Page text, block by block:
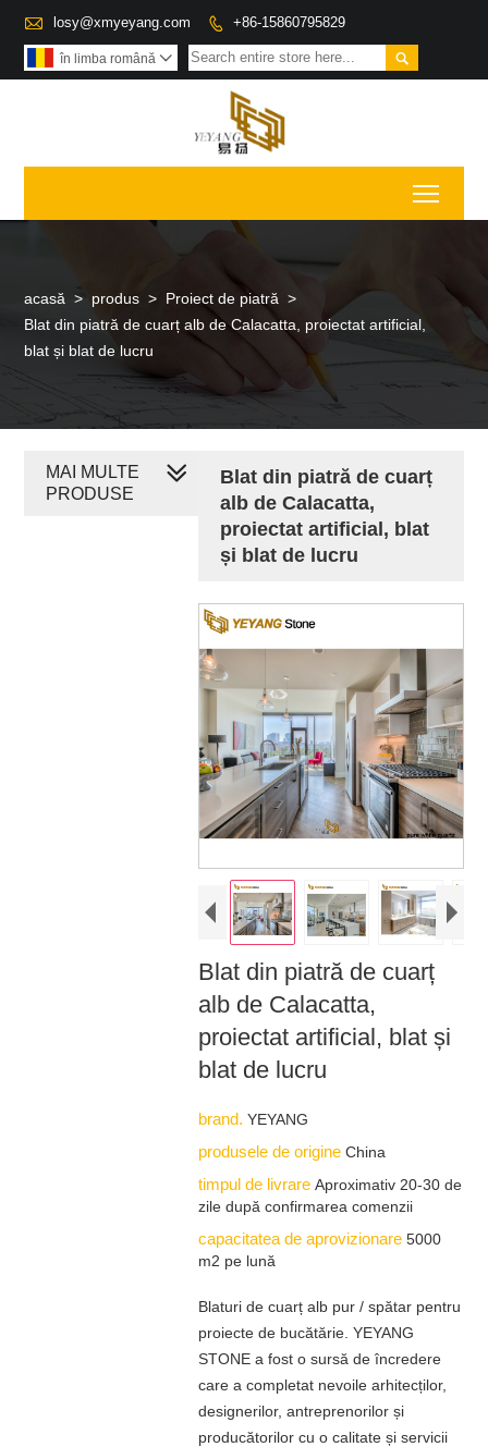
 losy@xmyeyang.com  +86-15860795829

în limba română 
acasă > produs > Proiect de piatră >
Blat din piatră de cuarț alb de Calacatta, proiectat artificial,
blat și blat de lucru
Blat din piatră de cuarț
alb de Calacatta,
proiectat artificial, blat
și blat de lucru
Blat din piatră de cuarț
alb de Calacatta,
proiectat artificial, blat și
blat de lucru
brand. YEYANG
produsele de origine China
timpul de livrare Aproximativ 20-30 de
zile după confirmarea comenzii
capacitatea de aprovizionare 5000
m2 pe lună
Blaturi de cuarț alb pur / spătar pentru
proiecte de bucătărie. YEYANG
STONE a fost o sursă de încredere
care a completat nevoile arhitecților,
designerilor, antreprenorilor și
producătorilor cu o calitate și servicii
MAI MULTE
PRODUSE